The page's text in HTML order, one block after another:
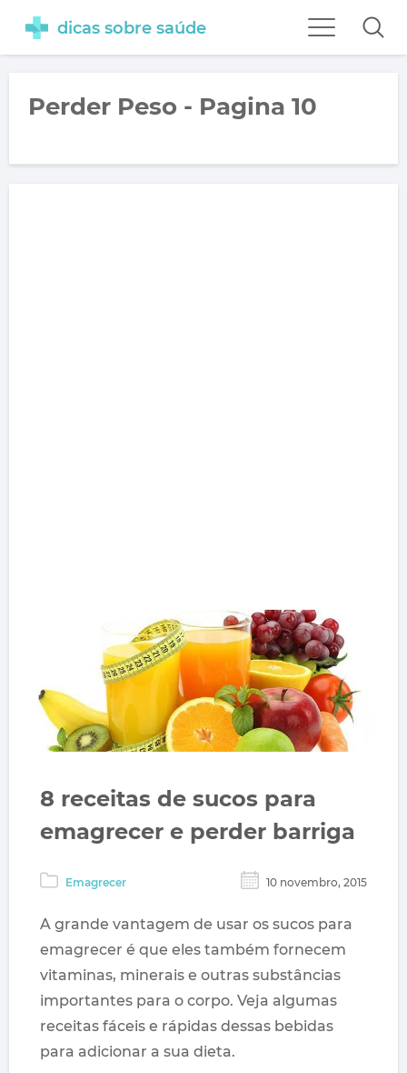
dicas sobre saúde
Perder Peso - Pagina 10
8 receitas de sucos para
emagrecer e perder barriga
Emagrecer 10 novembro, 2015
A grande vantagem de usar os sucos para
emagrecer é que eles também fornecem
vitaminas, minerais e outras substâncias
importantes para o corpo. Veja algumas
receitas fáceis e rápidas dessas bebidas
para adicionar a sua dieta.